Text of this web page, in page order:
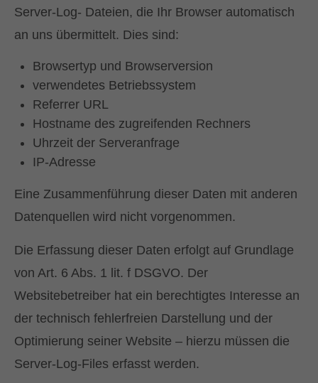
Server-Log- Dateien, die Ihr Browser automatisch
an uns übermittelt. Dies sind:
Browsertyp und Browserversion
verwendetes Betriebssystem
Referrer URL
Hostname des zugreifenden Rechners
Uhrzeit der Serveranfrage
IP-Adresse
Eine Zusammenführung dieser Daten mit anderen
Datenquellen wird nicht vorgenommen.
Die Erfassung dieser Daten erfolgt auf Grundlage
von Art. 6 Abs. 1 lit. f DSGVO. Der
Websitebetreiber hat ein berechtigtes Interesse an
der technisch fehlerfreien Darstellung und der
Optimierung seiner Website – hierzu müssen die
Server-Log-Files erfasst werden.